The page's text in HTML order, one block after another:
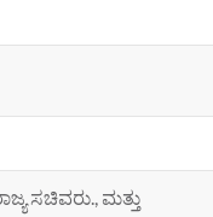
ಸಚಿವರು., ಮತ್ತು